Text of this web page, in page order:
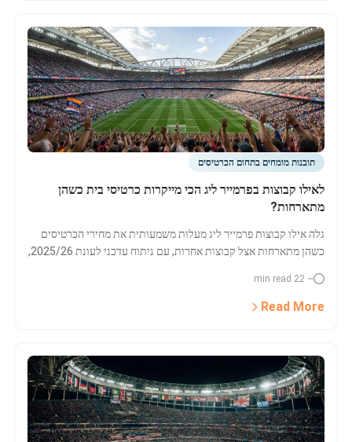
תובנות מומחים בתחום הכרטיסים
לאילו קבוצות בפרמייר ליג הכי מייקרות כרטיסי בית כשהן
מתארחות?
גלה אילו קבוצות פרמייר ליג מעלות משמעותית את מחירי הכרטיסים
כשהן מתארחות אצל קבוצות אחרות, עם ניתוח עדכני לעונת 2025/26,
ביצועים על המגרש.
~ 22 min read
Read More